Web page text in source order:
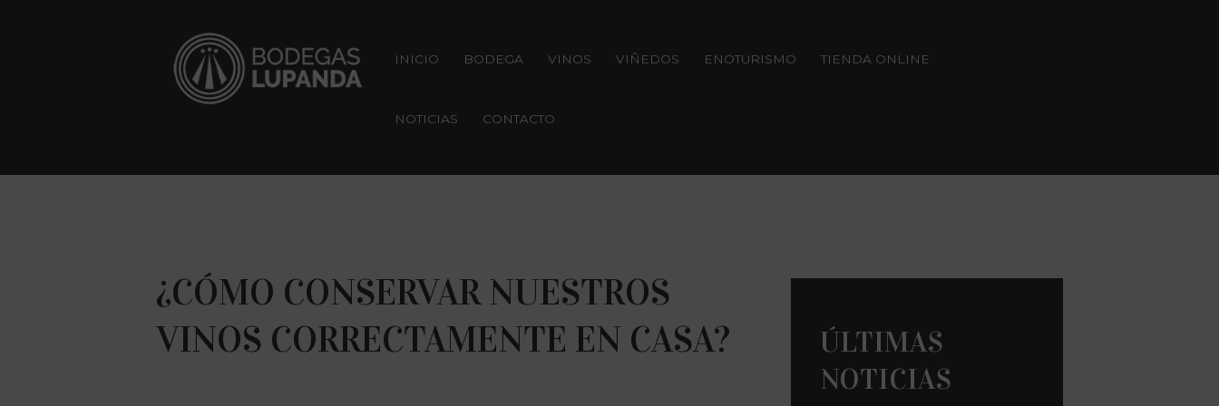
INICIO BODEGA VINOS VIÑEDOS ENOTURISMO TIENDA ONLINE
NOTICIAS CONTACTO
¿CÓMO CONSERVAR NUESTROS
VINOS CORRECTAMENTE EN CASA?
ÚLTIMAS
NOTICIAS